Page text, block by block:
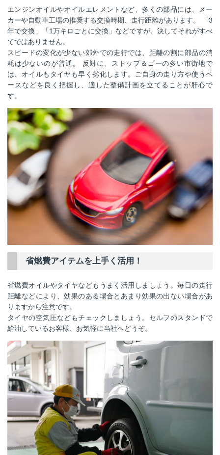
エンジンオイルやオイルエレメントなど、多くの部品には、メー
カーや自動車工場の推奨する交換時期、走行距離があります。 「3
年で交換」「1万キロごとに交換」などですが、決してそれがすべ
てではありません。
スピードの変化が少ない郊外での走行では、距離の割に部品の消
耗は少ないのが普通。 反対に、ストップ＆ゴーの多い市街地で
は、オイルもタイヤも早く劣化します。ご自身の走り方や使うペ
ースなどを良く把握し、適した整備計画を立てることが肝心で
す。
省燃費アイテムを上手く活用！
省燃費オイルやタイヤなどもうまく活用しましょう。毎日の走行
距離などにより、効果のある場合とあまり効果の出ない場合があ
りますから注意です。
タイヤの空気圧などもチェックしましょう。セルフのスタンドで
給油しているお客様、お気軽に当社へどうぞ。